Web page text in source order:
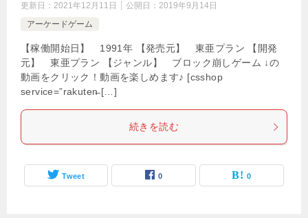
更新日： 2021年12月11日 公開日： 2019年9月14日
アーケードゲーム
【稼働開始日】 1991年 【発売元】 東亜プラン 【開発
元】 東亜プラン 【ジャンル】 ブロック崩しゲーム ↓の
動画をクリック！動画を楽しめます♪ [csshop
service=”rakuten̶ […]
続きを読む
Tweet 0 0